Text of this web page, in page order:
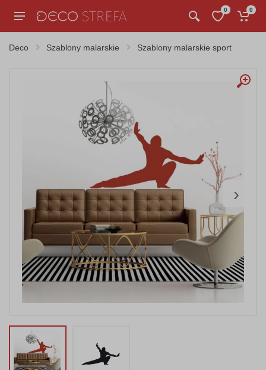
0 0
Deco Szablony malarskie Szablony malarskie sport
›